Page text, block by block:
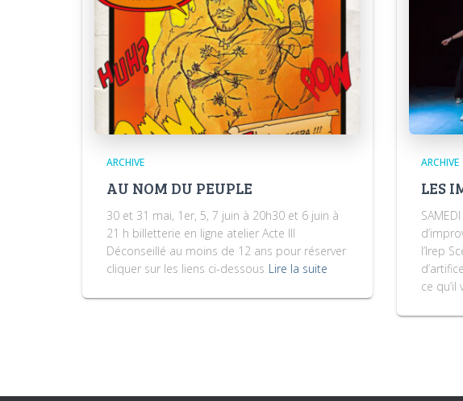
ARCHIVE
AU NOM DU PEUPLE
30 et 31 mai, 1er, 5, 7 juin à 20h30 et 6 juin à
21 h billetterie en ligne atelier Acte III
Déconseillé au moins de 12 ans pour réserver
cliquer sur les liens ci-dessous Lire la suite
ARCHIVE
LES
l’Irep
ce qu’il